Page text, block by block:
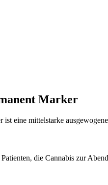
Marker
eine mittelstarke
die Cannabis zur